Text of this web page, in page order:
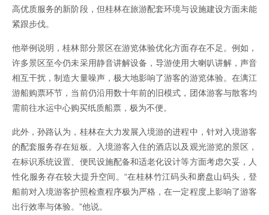
高优质服务的新阶段，但桂林在旅游配套环境与设施建设方面未能
紧跟步伐。
他举例说明，桂林部分景区在游览体验优化方面存在不足。例如，
许多景区至今仍未采用静音讲解设备，导游使用大喇叭讲解，声音
相互干扰，制造大量噪声，极大地影响了游客的游览体验。在漓江
游船购票环节，当前仍沿用数十年前的旧模式，团体游客与散客均
需前往水运中心购买纸质船票，极为不便。
此外，孙路认为，桂林在大力发展入境游的进程中，针对入境游客
的配套服务存在短板。入境游客入住的酒店以及观光游览的景区，
在标识系统设置、便民设施配备和适老化设计等方面考虑欠妥，人
性化服务存在较大提升空间。“在桂林竹江码头和磨盘山码头，登
船前对入境游客护照检查程序极为严格，在一定程度上影响了游客
出行效率与体验。”他说。